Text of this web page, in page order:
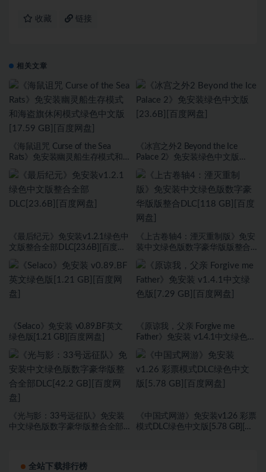
收藏 链接
相关文章
《海鼠诅咒 Curse of the Sea
Rats》免安装幽灵船生存模式和
GB][百度网盘]
《冰宫之外2 Beyond the Ice
Palace 2》免安装绿色中文版
《最后纪元》免安装v1.2.1绿色中
文版整合全部DLC[23.6B][百度网
《上古卷轴4：湮灭重制版》免安
装中文绿色版数字豪华版版整合
《Selaco》免安装 v0.89.BF英文
绿色版[1.21 GB][百度网盘]
《原谅我，父亲 Forgive me
Father》免安装 v1.4.1中文绿色版
《光与影：33号远征队》免安装
中文绿色版数字豪华版整合全部
《中国式网游》免安装v1.26 彩票
模式DLC绿色中文版[5.78 GB][百
全站下载排行榜